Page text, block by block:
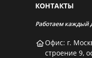
КОНТАКТЫ
Работаем каждый
Офис: г.
строение 9,